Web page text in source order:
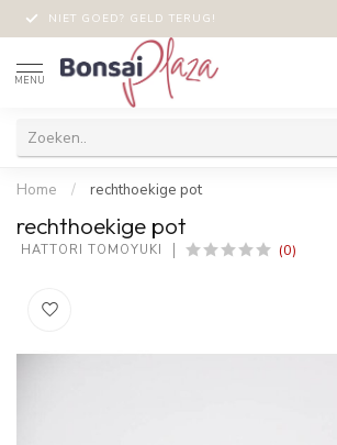
NIET GOED? GELD TERUG!
MENU
Home / rechthoekige pot
rechthoekige pot
HATTORI TOMOYUKI (0)